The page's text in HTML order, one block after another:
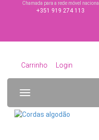
Chamada para a rede móvel nacional
+351 919 274 113
Carrinho Login
Toggle